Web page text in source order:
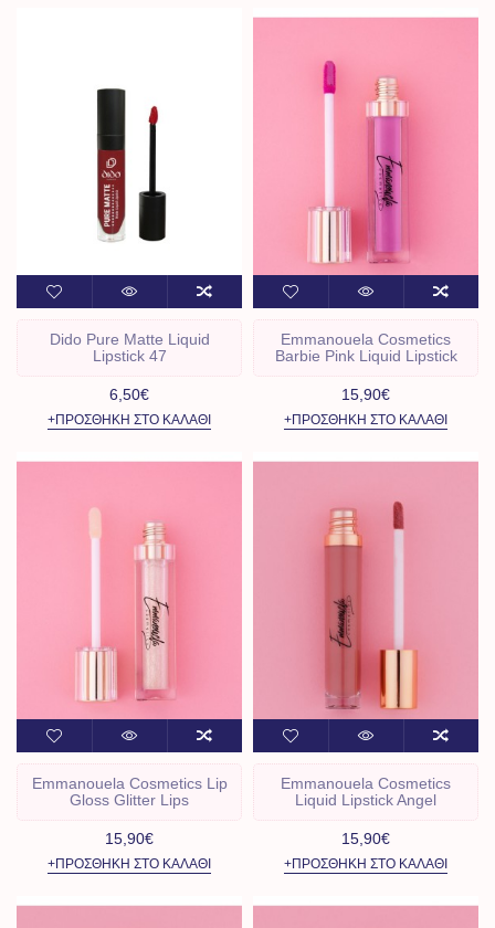
Dido Pure Matte Liquid
Lipstick 47
6,50€
+ΠΡΟΣΘΉΚΗ ΣΤΟ ΚΑΛΆΘΙ
Emmanouela Cosmetics
Barbie Pink Liquid Lipstick
15,90€
+ΠΡΟΣΘΉΚΗ ΣΤΟ ΚΑΛΆΘΙ
Emmanouela Cosmetics Lip
Gloss Glitter Lips
15,90€
+ΠΡΟΣΘΉΚΗ ΣΤΟ ΚΑΛΆΘΙ
Emmanouela Cosmetics
Liquid Lipstick Angel
15,90€
+ΠΡΟΣΘΉΚΗ ΣΤΟ ΚΑΛΆΘΙ